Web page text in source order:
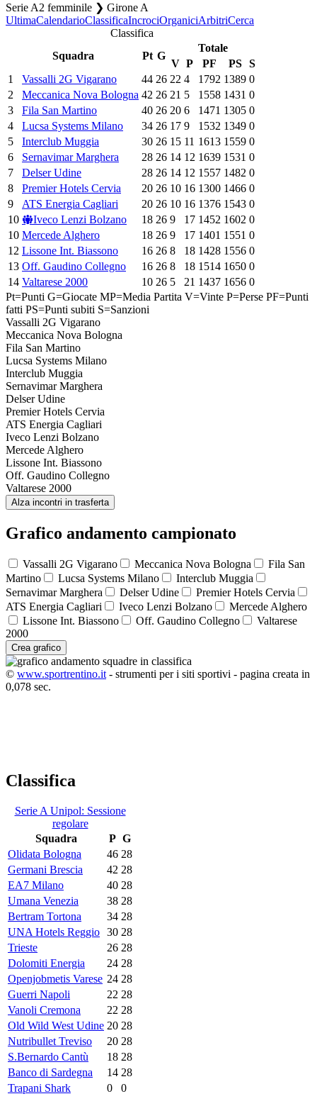
Serie A2 femminile ❯ Girone A
UltimaCalendarioClassificaIncrociOrganiciArbitriCerca
Classifica
Squadra
Pt G
Totale
V P PF PS
S
1
Vassalli 2G Vigarano 44 26 22 4 1792 1389 0
2
Meccanica Nova Bologna 42 26 21 5 1558 1431 0
3
Fila San Martino 40 26 20 6 1471 1305 0
4
Lucsa Systems Milano 34 26 17 9 1532 1349 0
5
Interclub Muggia 30 26 15 11 1613 1559 0
6
Sernavimar Marghera 28 26 14 12 1639 1531 0
7
Delser Udine 28 26 14 12 1557 1482 0
8
Premier Hotels Cervia 20 26 10 16 1300 1466 0
9
ATS Energia Cagliari 20 26 10 16 1376 1543 0
10
Iveco Lenzi Bolzano 18 26 9 17 1452 1602 0
10 Mercede Alghero 18 26 9 17 1401 1551 0
12 Lissone Int. Biassono 16 26 8 18 1428 1556 0
13 Off. Gaudino Collegno 16 26 8 18 1514 1650 0
14 Valtarese 2000 10 26 5 21 1437 1656 0
Pt=Punti G=Giocate MP=Media Partita V=Vinte P=Perse PF=Punti
fatti PS=Punti subiti S=Sanzioni
Vassalli 2G Vigarano
Meccanica Nova Bologna
Fila San Martino
Lucsa Systems Milano
Interclub Muggia
Sernavimar Marghera
Delser Udine
Premier Hotels Cervia
ATS Energia Cagliari
Iveco Lenzi Bolzano
Mercede Alghero
Lissone Int. Biassono
Off. Gaudino Collegno
Valtarese 2000
Alza incontri in trasferta
Grafico andamento campionato
Vassalli 2G Vigarano Meccanica Nova Bologna
Fila San
Martino
Lucsa Systems Milano
Interclub Muggia
Sernavimar Marghera
Delser Udine
Premier Hotels Cervia
ATS Energia Cagliari
Iveco Lenzi Bolzano
Mercede Alghero
Lissone Int. Biassono
Off. Gaudino Collegno
Valtarese
2000
Crea grafico
© www.sportrentino.it- strumenti per i siti sportivi - pagina creata in
0,078 sec.
Classifica
Serie A Unipol: Sessione
regolare
Squadra
P G
Olidata Bologna
46 28
Germani Brescia
42 28
EA7 Milano
40 28
Umana Venezia
38 28
Bertram Tortona
34 28
UNA Hotels Reggio 30 28
Trieste
26 28
Dolomiti Energia
24 28
Openjobmetis Varese 24 28
Guerri Napoli
22 28
Vanoli Cremona
22 28
Old Wild West Udine 20 28
Nutribullet Treviso
20 28
S.Bernardo Cantù
18 28
Banco di Sardegna
14 28
Trapani Shark
0 0